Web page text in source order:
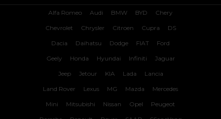
Alfa Romeo Audi BMW BYD Chery
Chevrolet Chrysler Citroen Cupra DS
Dacia Daihatsu Dodge FIAT Ford
Geely Honda Hyundai Infiniti Jaguar
Jeep Jetour KIA Lada Lancia
Land Rover Lexus MG Mazda Mercedes
Mini Mitsubishi Nissan Opel Peugeot